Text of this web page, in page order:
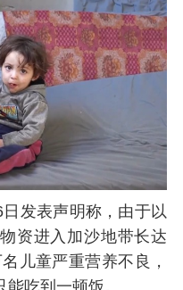
发表声明称，由于以
资进入加沙地带长达
儿童严重营养不良，